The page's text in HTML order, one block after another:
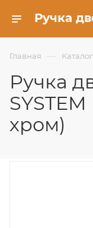
Главная — Каталог
Ручка
хром)